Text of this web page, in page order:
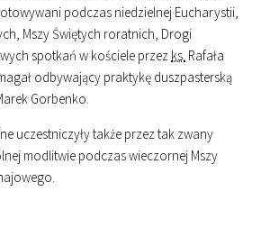
podczas niedzielnej Eucharystii,
Mszy Świętych roratnich, Drogi
spotkań w kościele przez ks. Rafała
odbywający praktykę duszpasterską
Gorbenko.
uczestniczyły także przez tak zwany
modlitwie podczas wieczornej Mszy